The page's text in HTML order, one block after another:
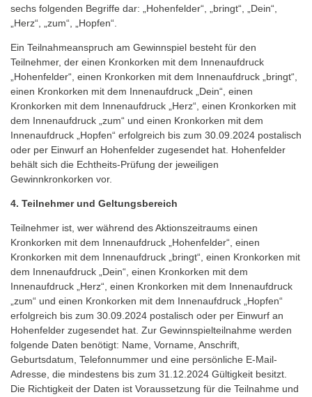
sechs folgenden Begriffe dar: „Hohenfelder“, „bringt“, „Dein“,
„Herz“, „zum“, „Hopfen“.
Ein Teilnahmeanspruch am Gewinnspiel besteht für den
Teilnehmer, der einen Kronkorken mit dem Innenaufdruck
„Hohenfelder“, einen Kronkorken mit dem Innenaufdruck „bringt“,
einen Kronkorken mit dem Innenaufdruck „Dein“, einen
Kronkorken mit dem Innenaufdruck „Herz“, einen Kronkorken mit
dem Innenaufdruck „zum“ und einen Kronkorken mit dem
Innenaufdruck „Hopfen“ erfolgreich bis zum 30.09.2024 postalisch
oder per Einwurf an Hohenfelder zugesendet hat. Hohenfelder
behält sich die Echtheits-Prüfung der jeweiligen
Gewinnkronkorken vor.
4. Teilnehmer und Geltungsbereich
Teilnehmer ist, wer während des Aktionszeitraums einen
Kronkorken mit dem Innenaufdruck „Hohenfelder“, einen
Kronkorken mit dem Innenaufdruck „bringt“, einen Kronkorken mit
dem Innenaufdruck „Dein“, einen Kronkorken mit dem
Innenaufdruck „Herz“, einen Kronkorken mit dem Innenaufdruck
„zum“ und einen Kronkorken mit dem Innenaufdruck „Hopfen“
erfolgreich bis zum 30.09.2024 postalisch oder per Einwurf an
Hohenfelder zugesendet hat. Zur Gewinnspielteilnahme werden
folgende Daten benötigt: Name, Vorname, Anschrift,
Geburtsdatum, Telefonnummer und eine persönliche E-Mail-
Adresse, die mindestens bis zum 31.12.2024 Gültigkeit besitzt.
Die Richtigkeit der Daten ist Voraussetzung für die Teilnahme und